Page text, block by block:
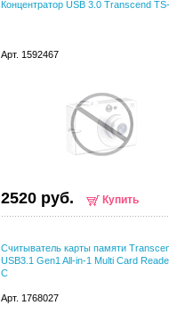
Концентратор USB 3.0 Transcend
Арт. 1592467
2520 руб. Купить
Считыватель карты памяти
USB3.1 Gen1 All-in-1 Multi Card
C
Арт. 1768027